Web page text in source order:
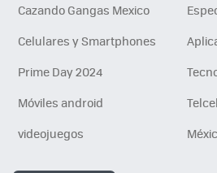
Cazando Gangas Mexico
Celulares y Smartphones
Prime Day 2024
Móviles android
Telcel
videojuegos